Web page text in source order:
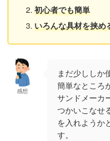
初心者でも簡単
いろんな具材を挟め
感想
まだ少ししか
簡単なところ
サンドメーカ
つかいこなせ
を入れようか
す。